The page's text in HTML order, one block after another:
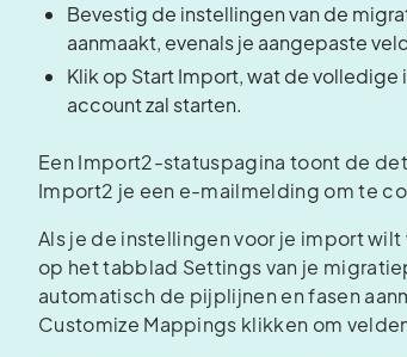
Bevestig de instellingen van de
aanmaakt, evenals je aangepaste
Klik op Start Import, wat de volledige
account zal starten.
Een Import2-statuspagina toont de
Import2 je een e-mailmelding om te
Als je de instellingen voor je import
op het tabblad Settings van je
automatisch de pijplijnen en fasen
Customize Mappings klikken om